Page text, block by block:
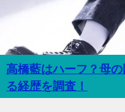
高橋藍はハーフ？母
る経歴を調査！